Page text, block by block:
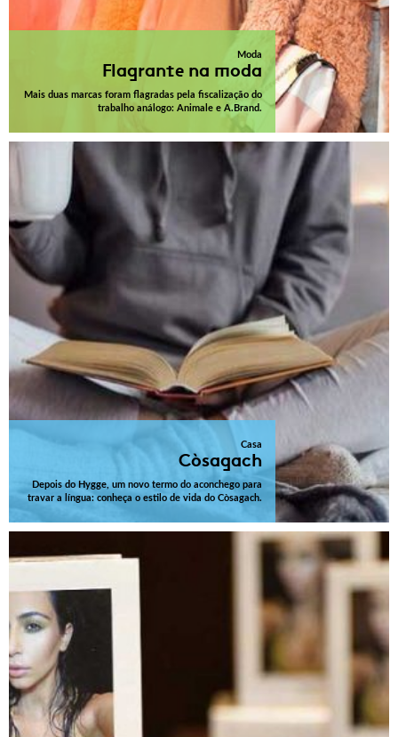
Moda
Flagrante na moda
Mais duas marcas foram flagradas pela fiscalização do
trabalho análogo: Animale e A.Brand.
Casa
Còsagach
Depois do Hygge, um novo termo do aconchego para
travar a língua: conheça o estilo de vida do Còsagach.